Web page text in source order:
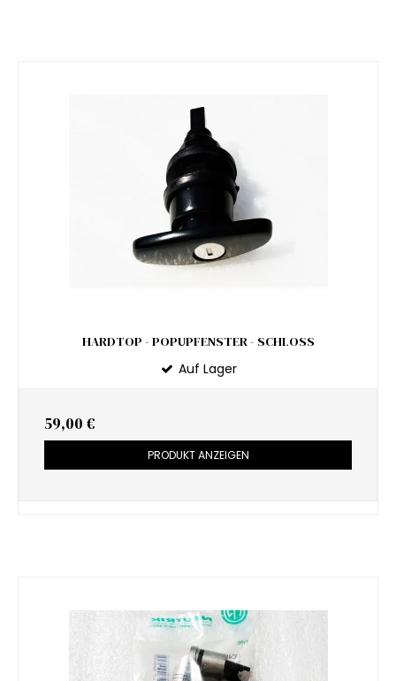
HARDTOP - POPUPFENSTER - SCHLOSS
Auf Lager
59,00 €
PRODUKT ANZEIGEN